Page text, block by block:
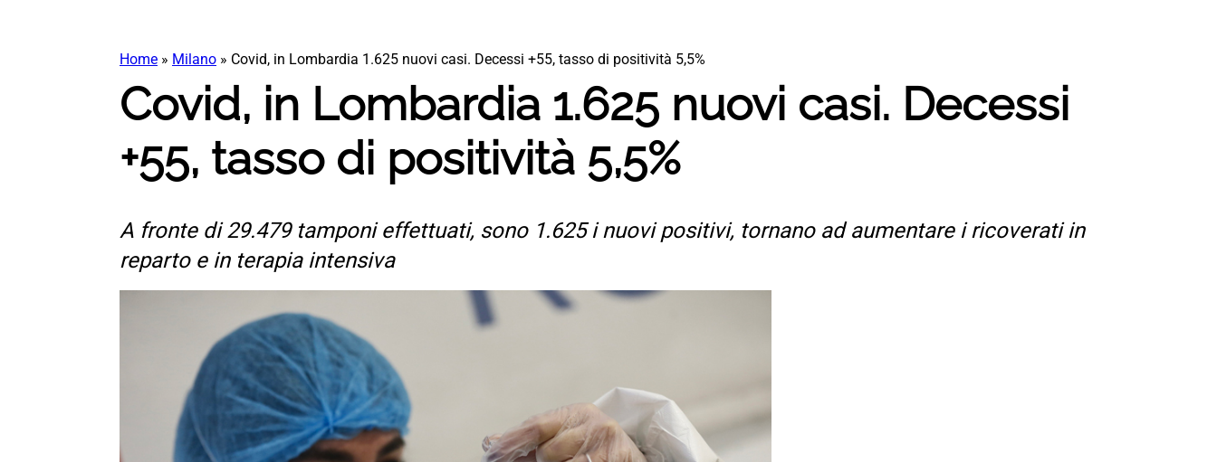
Home » Milano » Covid, in Lombardia 1.625 nuovi casi. Decessi +55, tasso di positività 5,5%
Covid, in Lombardia 1.625 nuovi casi. Decessi
+55, tasso di positività 5,5%
A fronte di 29.479 tamponi effettuati, sono 1.625 i nuovi positivi, tornano ad aumentare i ricoverati in
reparto e in terapia intensiva